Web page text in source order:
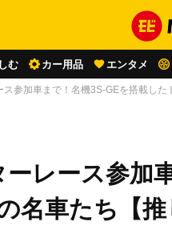
む カー用品 エンタメ
参加車まで！名機3S-GEを搭載した
レース参加
名車たち【推